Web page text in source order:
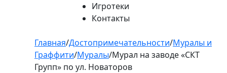
Игротеки
Контакты
Главная/Достопримечательности/Муралы и
Граффити/Муралы/Мурал на заводе «СКТ
Групп» по ул. Новаторов